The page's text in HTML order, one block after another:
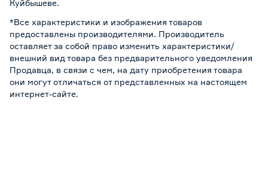
Куйбышеве.
*Все характеристики и изображения товаров
предоставлены производителями. Производитель
оставляет за собой право изменить характеристики/
внешний вид товара без предварительного уведомления
Продавца, в связи с чем, на дату приобретения товара
они могут отличаться от представленных на настоящем
интернет-сайте.